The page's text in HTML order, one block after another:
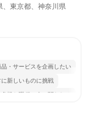
、東京都、神奈川県
品・サービスを企画したい
に新しいものに挑戦
多様な職種の人と関われる